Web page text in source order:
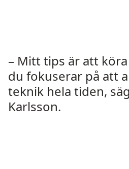
– Mitt tips är att
du fokuserar på att
teknik hela tiden,
Karlsson.